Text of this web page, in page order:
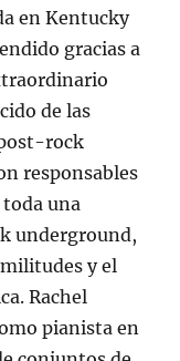
en Kentucky
gracias a
de las
rock
responsables
toda una
underground,
y el
Rachel
pianista en